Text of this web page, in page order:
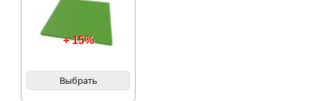
+ 15%
Выбрать